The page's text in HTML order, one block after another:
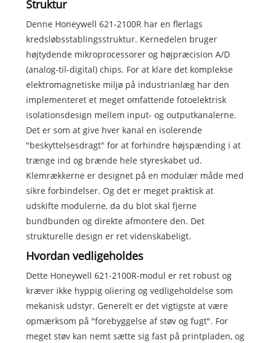
Struktur
Denne Honeywell 621-2100R har en flerlags
kredsløbsstablingsstruktur. Kernedelen bruger
højtydende mikroprocessorer og højpræcision A/D
(analog-til-digital) chips. For at klare det komplekse
elektromagnetiske miljø på industrianlæg har den
implementeret et meget omfattende fotoelektrisk
isolationsdesign mellem input- og outputkanalerne.
Det er som at give hver kanal en isolerende
"beskyttelsesdragt" for at forhindre højspænding i at
trænge ind og brænde hele styreskabet ud.
Klemrækkerne er designet på en modulær måde med
sikre forbindelser. Og det er meget praktisk at
udskifte modulerne, da du blot skal fjerne
bundbunden og direkte afmontere den. Det
strukturelle design er ret videnskabeligt.
Hvordan vedligeholdes
Dette Honeywell 621-2100R-modul er ret robust og
kræver ikke hyppig oliering og vedligeholdelse som
mekanisk udstyr. Generelt er det vigtigste at være
opmærksom på "forebyggelse af støv og fugt". For
meget støv kan nemt sætte sig fast på printpladen, og